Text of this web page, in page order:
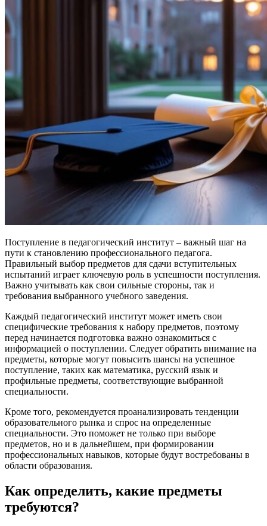
Поступление в педагогический институт – важный шаг на
пути к становлению профессионального педагога.
Правильный выбор предметов для сдачи вступительных
испытаний играет ключевую роль в успешности поступления.
Важно учитывать как свои сильные стороны, так и
требования выбранного учебного заведения.
Каждый педагогический институт может иметь свои
специфические требования к набору предметов, поэтому
перед начинается подготовка важно ознакомиться с
информацией о поступлении. Следует обратить внимание на
предметы, которые могут повысить шансы на успешное
поступление, таких как математика, русский язык и
профильные предметы, соответствующие выбранной
специальности.
Кроме того, рекомендуется проанализировать тенденции
образовательного рынка и спрос на определенные
специальности. Это поможет не только при выборе
предметов, но и в дальнейшем, при формировании
профессиональных навыков, которые будут востребованы в
области образования.
Как определить, какие предметы
требуются?